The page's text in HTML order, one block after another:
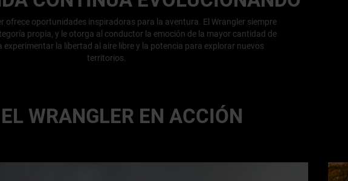
ofrece oportunidades inspiradoras para la aventura. El Wrangler siempre
propia, y le otorga al conductor la emoción de la mayor cantidad de
experimentar la libertad al aire libre y la potencia para explorar nuevos
territorios.
WRANGLER EN ACCIÓN